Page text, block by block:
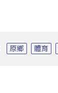
原鄉 體育